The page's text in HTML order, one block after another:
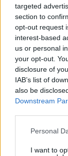
targeted
section to
opt-out request
interest-based
us or personal
your opt-out.
disclosure of
IAB’s list of
also be
Downstream
Please note
not limited to
Personal
I want to
Δύο σελίδες
Μέρκιουρι
Η τιμή
150.000 λίρες
04.11.2024, 10:54